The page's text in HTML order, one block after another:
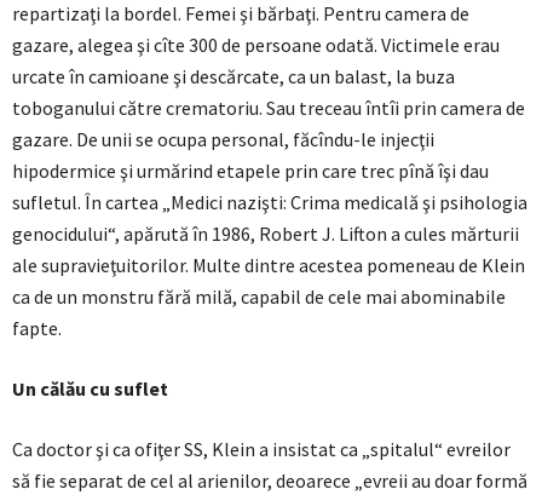
repartizaţi la bordel. Femei şi bărbaţi. Pentru camera de
gazare, alegea şi cîte 300 de persoane odată. Victimele erau
urcate în camioane şi descărcate, ca un balast, la buza
toboganului către crematoriu. Sau treceau întîi prin camera de
gazare. De unii se ocupa personal, făcîndu-le injecţii
hipodermice şi urmărind etapele prin care trec pînă îşi dau
sufletul. În cartea „Medici nazişti: Crima medicală şi psihologia
genocidului“, apărută în 1986, Robert J. Lifton a cules mărturii
ale supravieţuitorilor. Multe dintre acestea pomeneau de Klein
ca de un monstru fără milă, capabil de cele mai abominabile
fapte.
Un călău cu suflet
Ca doctor şi ca ofiţer SS, Klein a insistat ca „spitalul“ evreilor
să fie separat de cel al arienilor, deoarece „evreii au doar formă